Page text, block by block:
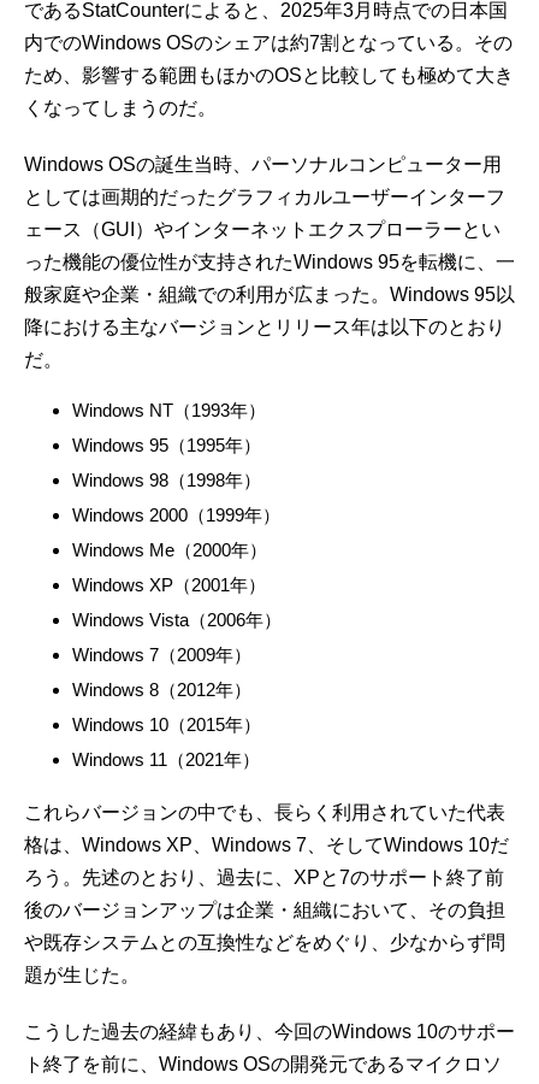
であるStatCounterによると、2025年3月時点での日本国
内でのWindows OSのシェアは約7割となっている。その
ため、影響する範囲もほかのOSと比較しても極めて大き
くなってしまうのだ。
Windows OSの誕生当時、パーソナルコンピューター用
としては画期的だったグラフィカルユーザーインターフ
ェース（GUI）やインターネットエクスプローラーとい
った機能の優位性が支持されたWindows 95を転機に、一
般家庭や企業・組織での利用が広まった。Windows 95以
降における主なバージョンとリリース年は以下のとおり
だ。
Windows NT（1993年）
Windows 95（1995年）
Windows 98（1998年）
Windows 2000（1999年）
Windows Me（2000年）
Windows XP（2001年）
Windows Vista（2006年）
Windows 7（2009年）
Windows 8（2012年）
Windows 10（2015年）
Windows 11（2021年）
これらバージョンの中でも、長らく利用されていた代表
格は、Windows XP、Windows 7、そしてWindows 10だ
ろう。先述のとおり、過去に、XPと7のサポート終了前
後のバージョンアップは企業・組織において、その負担
や既存システムとの互換性などをめぐり、少なからず問
題が生じた。
こうした過去の経緯もあり、今回のWindows 10のサポー
ト終了を前に、Windows OSの開発元であるマイクロソ